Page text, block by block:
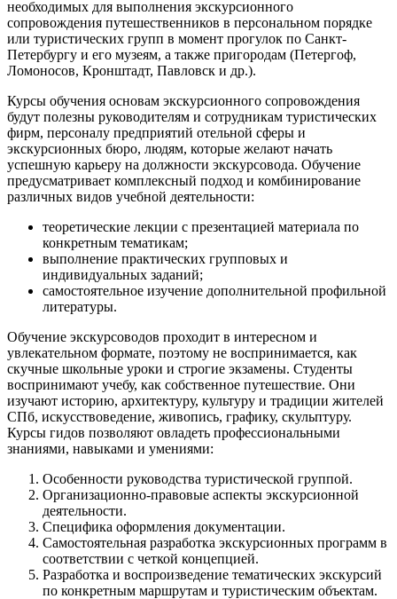
необходимых для выполнения экскурсионного
сопровождения путешественников в персональном порядке
или туристических групп в момент прогулок по Санкт-
Петербургу и его музеям, а также пригородам (Петергоф,
Ломоносов, Кронштадт, Павловск и др.).
Курсы обучения основам экскурсионного сопровождения
будут полезны руководителям и сотрудникам туристических
фирм, персоналу предприятий отельной сферы и
экскурсионных бюро, людям, которые желают начать
успешную карьеру на должности экскурсовода. Обучение
предусматривает комплексный подход и комбинирование
различных видов учебной деятельности:
теоретические лекции с презентацией материала по
конкретным тематикам;
выполнение практических групповых и
индивидуальных заданий;
самостоятельное изучение дополнительной профильной
литературы.
Обучение экскурсоводов проходит в интересном и
увлекательном формате, поэтому не воспринимается, как
скучные школьные уроки и строгие экзамены. Студенты
воспринимают учебу, как собственное путешествие. Они
изучают историю, архитектуру, культуру и традиции жителей
СПб, искусствоведение, живопись, графику, скульптуру.
Курсы гидов позволяют овладеть профессиональными
знаниями, навыками и умениями:
Особенности руководства туристической группой.
Организационно-правовые аспекты экскурсионной
деятельности.
Специфика оформления документации.
Самостоятельная разработка экскурсионных программ в
соответствии с четкой концепцией.
Разработка и воспроизведение тематических экскурсий
по конкретным маршрутам и туристическим объектам.